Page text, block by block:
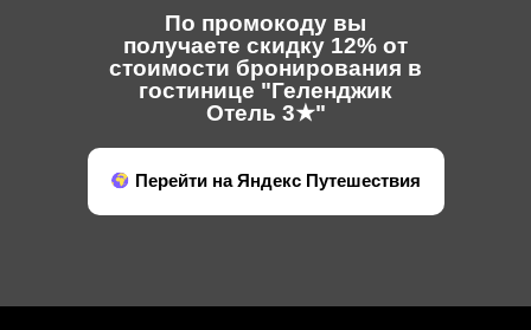
По промокоду вы
получаете скидку 12% от
стоимости бронирования в
гостинице "Геленджик
Отель 3★"
Перейти на Яндекс Путешествия